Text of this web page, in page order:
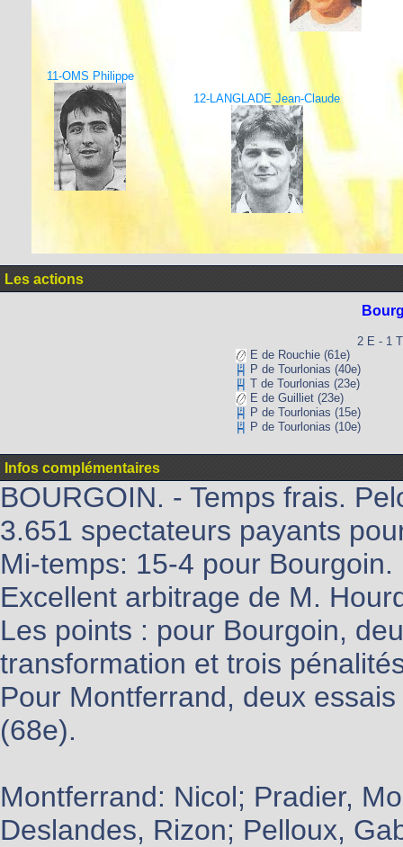
11-OMS Philippe
12-LANGLADE Jean-Claude
Les actions
2 E - 1
E de Rouchie (61e)
P de Tourlonias (40e)
T de Tourlonias (23e)
E de Guilliet (23e)
P de Tourlonias (15e)
P de Tourlonias (10e)
Infos complémentaires
BOURGOIN. - Temps frais.
3.651 spectateurs payants
Mi-temps: 15-4 pour Bourgoin.
Excellent arbitrage de M.
Les points : pour Bourgoin,
transformation et trois
Pour Montferrand, deux
(68e).
Montferrand: Nicol; Pradier,
Deslandes, Rizon; Pelloux,